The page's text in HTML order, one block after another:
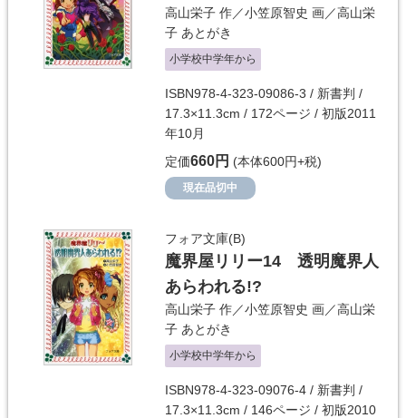
高山栄子 作／小笠原智史 画／高山栄
子 あとがき
小学校中学年から
ISBN978-4-323-09086-3 / 新書判 /
17.3×11.3cm / 172ページ / 初版2011
年10月
定価660円 (本体600円+税)
現在品切中
フォア文庫(B)
魔界屋リリー14 透明魔界人
あらわれる!?
高山栄子 作／小笠原智史 画／高山栄
子 あとがき
小学校中学年から
ISBN978-4-323-09076-4 / 新書判 /
17.3×11.3cm / 146ページ / 初版2010